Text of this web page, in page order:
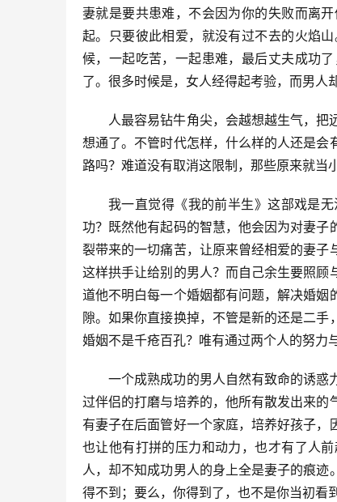
妻就是要共患难，不会因为你的失败而离
起。只要彼此相爱，就没有过不去的火焰
候，一起吃苦，一起患难，最后丈夫成功
了。很多时候是，女人经得起考验，而男人
人最容易钻牛角尖，会越想越生气，
想通了。不管时代怎样，什么样的人还是
路吗？难道没有取消这限制，那些原来就当
我一直觉得《我的前半生》这部戏是
功？既然他有起码的智慧，他会因为对妻
裂带来的一切痛苦，让原来曾经相爱的妻
这样拱手让给别的男人？而自己余生要照
道他不明白每一个婚姻都有问题，解决婚
隙。如果你直接换掉，不管是新的还是二
婚姻不是千疮百孔？唯有通过两个人的努力
一个成熟成功的男人自然有致命的诱
过伴侣的打磨与培养的，他所有散发出来
有妻子在后面管好一个家庭，培养好孩子，
也让他有打拼的压力和动力，也才有了人
人，却不知成功男人的身上全是妻子的痕
得不到；要么，你得到了，也不是你当初看